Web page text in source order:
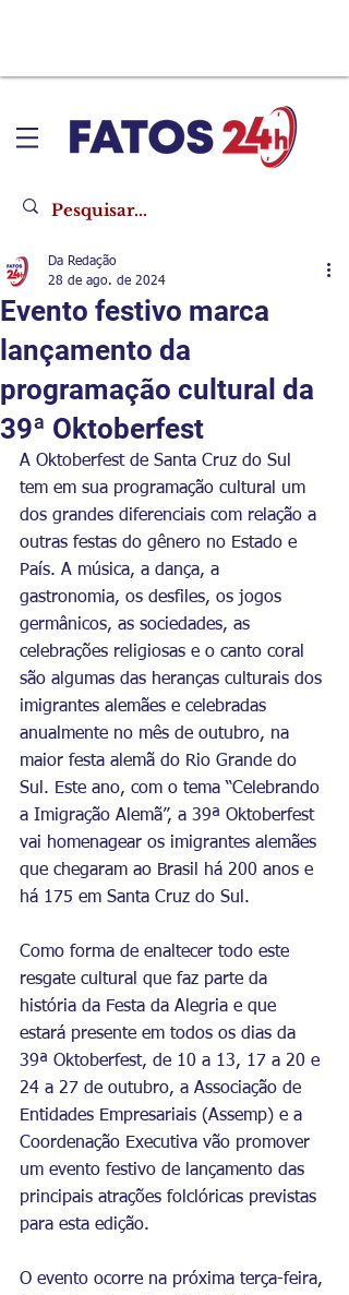
Evento festivo marca
lançamento da
programação cultural da
39ª Oktoberfest
Da Redação
28 de ago. de 2024
A Oktoberfest de Santa Cruz do Sul
tem em sua programação cultural um
dos grandes diferenciais com relação a
outras festas do gênero no Estado e
País. A música, a dança, a
gastronomia, os desfiles, os jogos
germânicos, as sociedades, as
celebrações religiosas e o canto coral
são algumas das heranças culturais dos
imigrantes alemães e celebradas
anualmente no mês de outubro, na
maior festa alemã do Rio Grande do
Sul. Este ano, com o tema “Celebrando
a Imigração Alemã”, a 39ª Oktoberfest
vai homenagear os imigrantes alemães
que chegaram ao Brasil há 200 anos e
há 175 em Santa Cruz do Sul.
Como forma de enaltecer todo este
resgate cultural que faz parte da
história da Festa da Alegria e que
estará presente em todos os dias da
39ª Oktoberfest, de 10 a 13, 17 a 20 e
24 a 27 de outubro, a Associação de
Entidades Empresariais (Assemp) e a
Coordenação Executiva vão promover
um evento festivo de lançamento das
principais atrações folclóricas previstas
para esta edição.
O evento ocorre na próxima terça-feira,